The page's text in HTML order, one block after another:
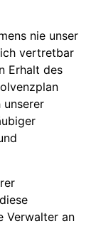
nie unser
vertretbar
Erhalt des
unserer
Verwalter an